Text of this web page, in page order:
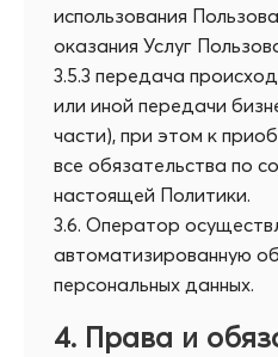
использования
оказания Услуг
3.5.3 передача
или иной передачи
части), при этом к
все обязательства по
настоящей Политики.
3.6. Оператор
автоматизированную
персональных данных.
4. Права и